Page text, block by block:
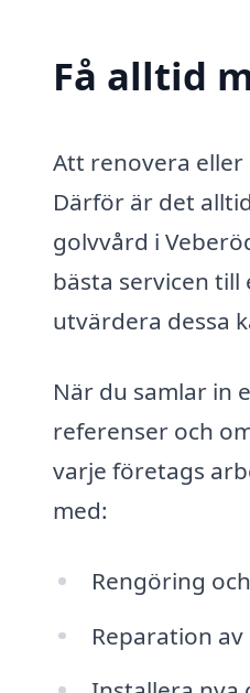
Få alltid
Att renovera eller
Därför är det
golvvård i
bästa servicen
utvärdera dessa
När du samlar in
referenser och
varje företags
med:
Rengöring
Reparation